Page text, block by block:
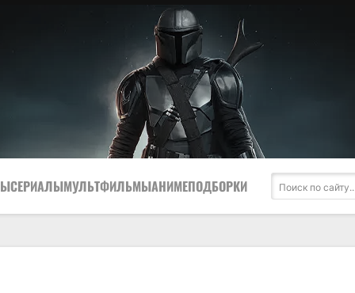
СЕРИАЛЫМУЛЬТФИЛЬМЫАНИМЕПОДБОРКИ